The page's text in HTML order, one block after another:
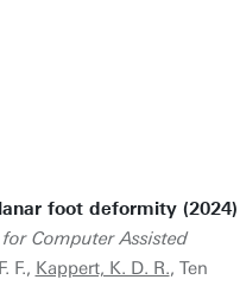
foot deformity (2024)
Computer Assisted
F., Kappert, K. D. R., Ten